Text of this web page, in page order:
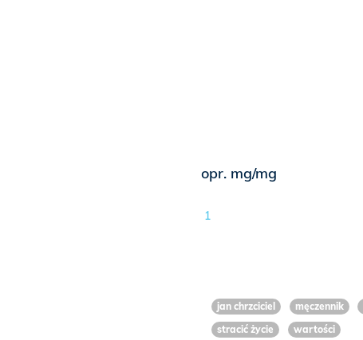
opr. mg/mg
1
jan chrzciciel męczennik
stracić życie
wartości